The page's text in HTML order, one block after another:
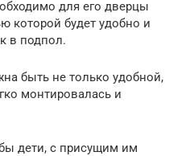
для его дверцы
которой будет удобно и
в подпол.
быть не только удобной,
монтировалась и
дети, с присущим им